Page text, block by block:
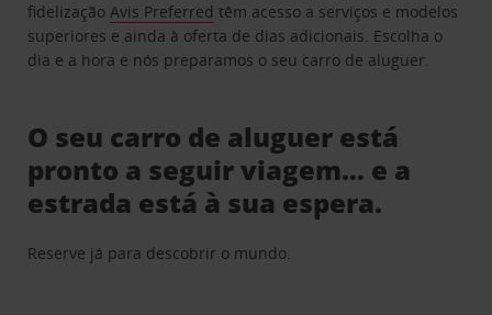
fidelizaçãoAvis Preferred têm acesso a serviços e modelos
superiores e ainda à oferta de dias adicionais. Escolha o
dia e a hora e nós preparamos o seu carro de aluguer.
O seu carro de aluguer está
pronto a seguir viagem… e a
estrada está à sua espera.
Reserve já para descobrir o mundo.